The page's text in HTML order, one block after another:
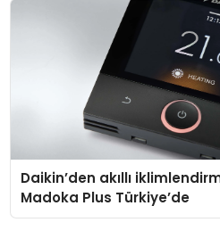
Daikin’den akıllı
Madoka Plus Türkiye’de